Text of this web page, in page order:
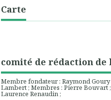
Carte
comité de rédaction de
Membre fondateur : Raymond
Lambert ; Membres : Pierre Bouvart
Laurence Renaudin ;